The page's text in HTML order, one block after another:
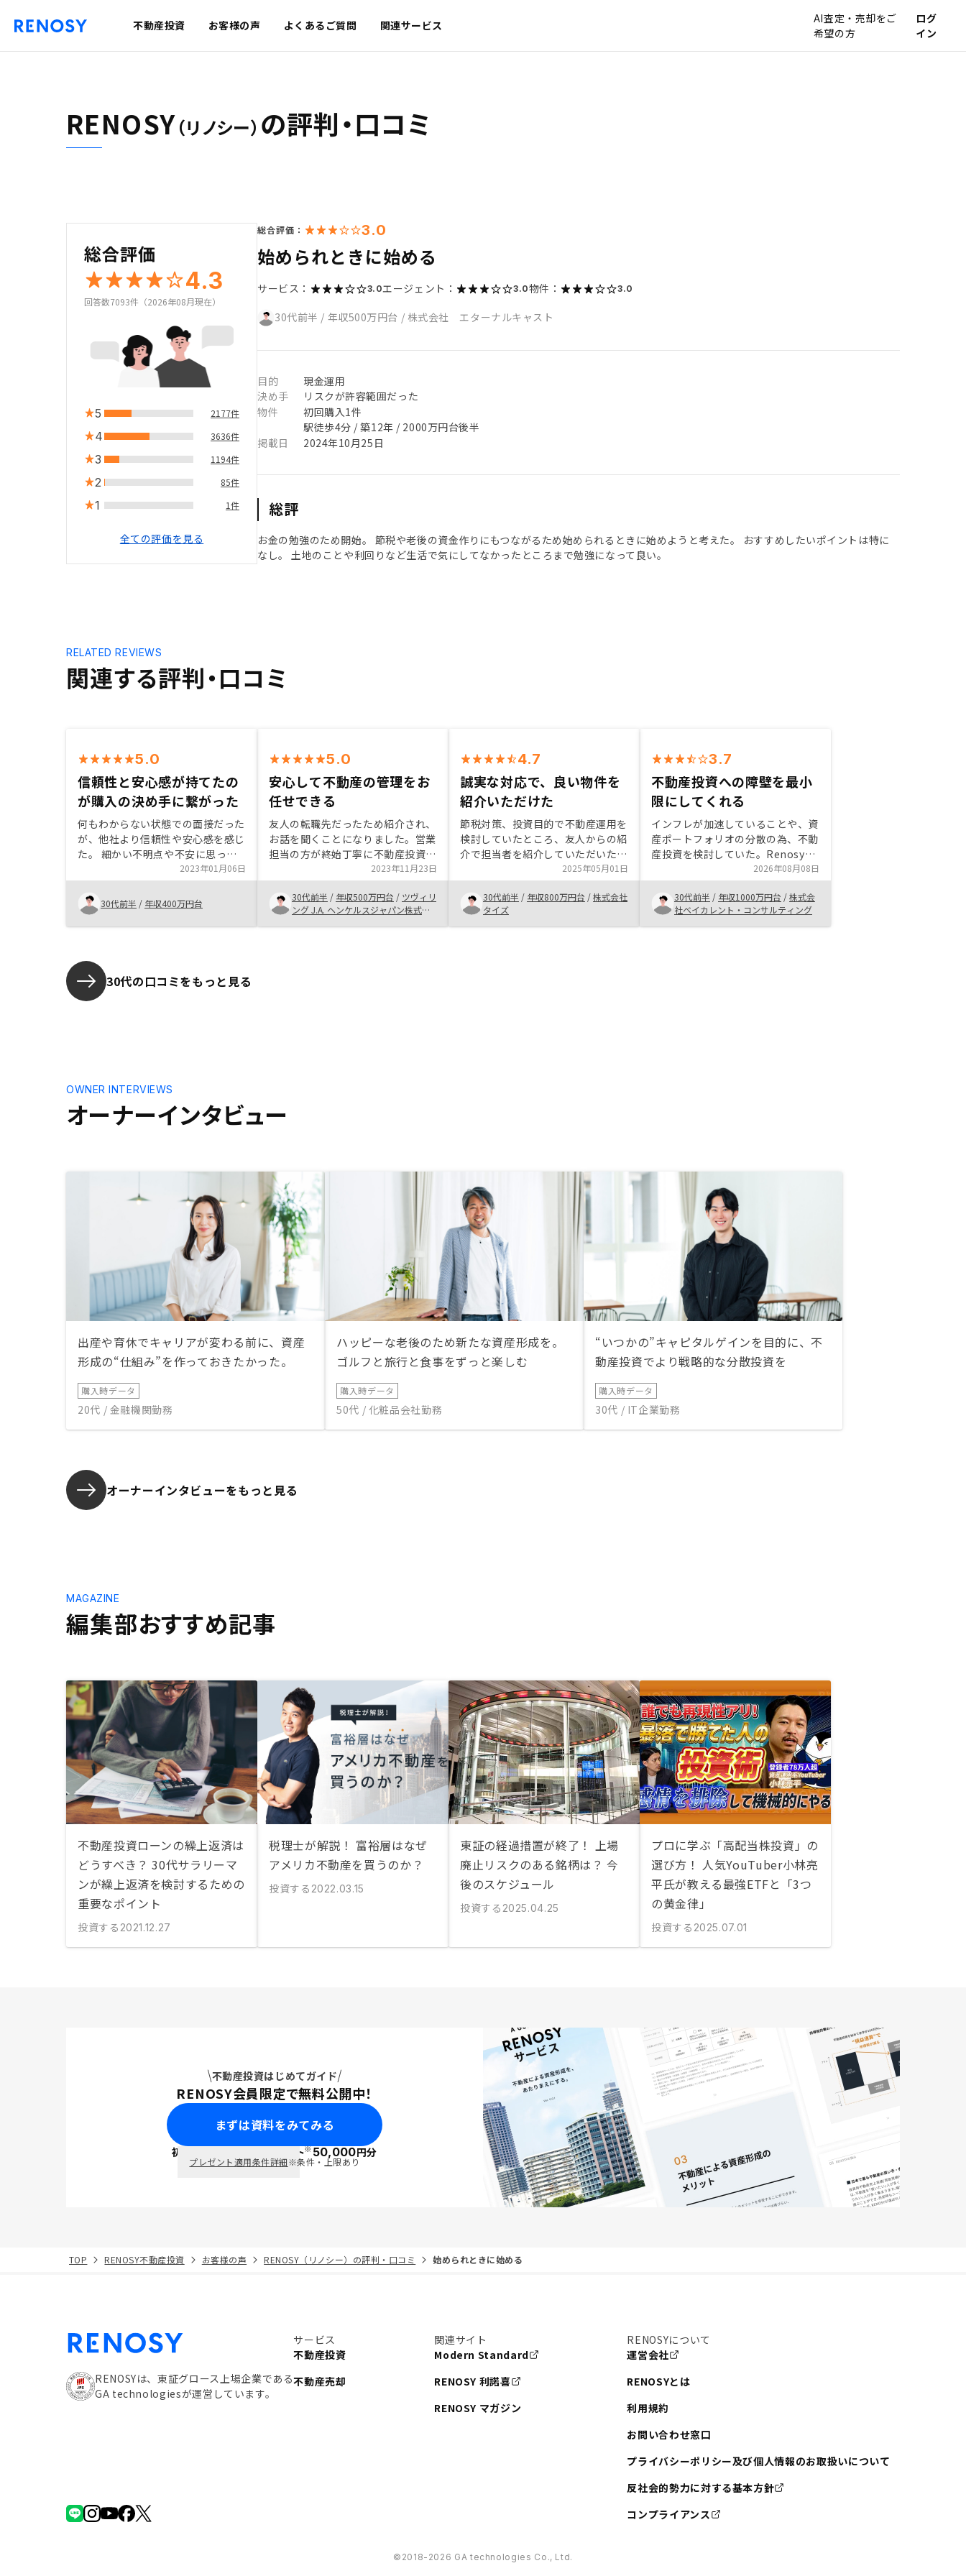
不動産投資 お客様の声 よくあるご質問 関連サービス
AI査定・売却をご
希望の方
ログ
イン
RENOSY（リノシー） の評判・口コミ
総合評価
4.3
回答数7093件（2026年08月現在）
5 2177件
4 3636件
3 1194件
2 85件
1 1件
全ての評価を見る
総合評価： 3.0
始められときに始める
サービス： 3.0エージェント： 3.0物件： 3.0
30代前半 / 年収500万円台 / 株式会社 エターナルキャスト
目的
現金運用
決め手
リスクが許容範囲だった
物件
初回購入1件
駅徒歩4分 / 築12年 / 2000万円台後半
掲載日
2024年10月25日
総評
お金の勉強のため開始。 節税や老後の資金作りにもつながるため始められるときに始めようと考えた。 おすすめしたいポイントは特に
なし。 土地のことや利回りなど生活で気にしてなかったところまで勉強になって良い。
関連する評判・口コミ
RELATED REVIEWS
5.0
信頼性と安心感が持てたの
が購入の決め手に繋がった
何もわからない状態での面接だった
が、他社より信頼性や安心感を感じ
た。 細かい不明点や不安に思って
いることは全てしっかり回答しても
らえる。 世の中に出回っている情
報に対しての回答もしっかり答えて
いただけて安心した。 担当の方も
こちらの生活背景を踏まえて提案し
2023年01月06日
30代前半 / 年収400万円台
5.0
安心して不動産の管理をお
任せできる
友人の転職先だったため紹介され、
お話を聞くことになりました。営業
担当の方が終始丁寧に不動産投資の
仕組みやリスク、今後の市場動向に
ついて説明して下さり、安心して購
入の決断が出来ました。細かい管理
をほとんどお任せできる点と、その
信用を置けそうなチームに思えた点
2023年11月23日
30代前半 / 年収500万円台 / ツヴィリ
ング J.A. ヘンケルスジャパン株式会
4.7
誠実な対応で、良い物件を
紹介いただけた
節税対策、投資目的で不動産運用を
検討していたところ、友人からの紹
介で担当者を紹介していただいた。
ローン審査にあたり、決済がおりて
から転職をするなど、色々苦労をか
けたが、いつも丁寧に対応いただけ
たことが印象的だった。
2025年05月01日
30代前半 / 年収800万円台 /株式会社
タイズ
3.7
不動産投資への障壁を最小
限にしてくれる
インフレが加速していることや、資
産ポートフォリオの分散の為、不動
産投資を検討していた。Renosy
は、アプリで物件や損益状況の一括
管理ができ、また担当者様のサポー
トも充実しており、懸念していた管
理工数を最小限で抑えられると感じ
た。また売却する際もRenosyネッ
2026年08月08日
30代前半 / 年収1000万円台 /株式会
社ベイカレント・コンサルティング
30代の口コミをもっと見る
オーナーインタビュー
OWNER INTERVIEWS
出産や育休でキャリアが変わる前に、資産
形成の“仕組み”を作っておきたかった。
購入時データ
20代 / 金融機関勤務
ハッピーな老後のため新たな資産形成を。
ゴルフと旅行と食事をずっと楽しむ
購入時データ
50代 / 化粧品会社勤務
“いつかの”キャピタルゲインを目的に、不
動産投資でより戦略的な分散投資を
購入時データ
30代 / IT企業勤務
オーナーインタビューをもっと見る
編集部おすすめ記事
MAGAZINE
不動産投資ローンの繰上返済は
どうすべき？ 30代サラリーマ
ンが繰上返済を検討するための
重要なポイント
投資する 2021.12.27
税理士が解説！ 富裕層はなぜ
アメリカ不動産を買うのか？
投資する 2022.03.15
東証の経過措置が終了！ 上場
廃止リスクのある銘柄は？ 今
後のスケジュール
投資する 2025.04.25
プロに学ぶ「高配当株投資」の
選び方！ 人気YouTuber小林亮
平氏が教える最強ETFと「3つ
の黄金律」
投資する 2025.07.01
不動産投資はじめてガイド
RENOSY会員限定で無料公開中！
まずは資料をみてみる
初回面談で ポイント※50,000円分
プレゼント適用条件詳細※条件・上限あり
TOP RENOSY不動産投資 お客様の声 RENOSY（リノシー）の評判・口コミ 始められときに始める
RENOSYは、東証グロース上場企業である
GA technologiesが運営しています。
サービス
不動産投資
不動産売却
関連サイト
Modern Standard
RENOSY 利諾喜
RENOSY マガジン
RENOSYについて
運営会社
RENOSYとは
利用規約
お問い合わせ窓口
プライバシーポリシー及び個人情報のお取扱いについて
反社会的勢力に対する基本方針
コンプライアンス
©︎2018-2026 GA technologies Co., Ltd.